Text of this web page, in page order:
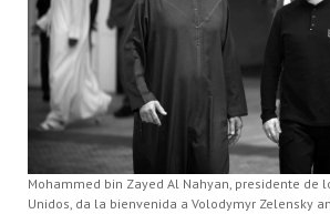
Mohammed bin Zayed Al Nahyan, presidente de
Unidos, da la bienvenida a Volodymyr Zelensky